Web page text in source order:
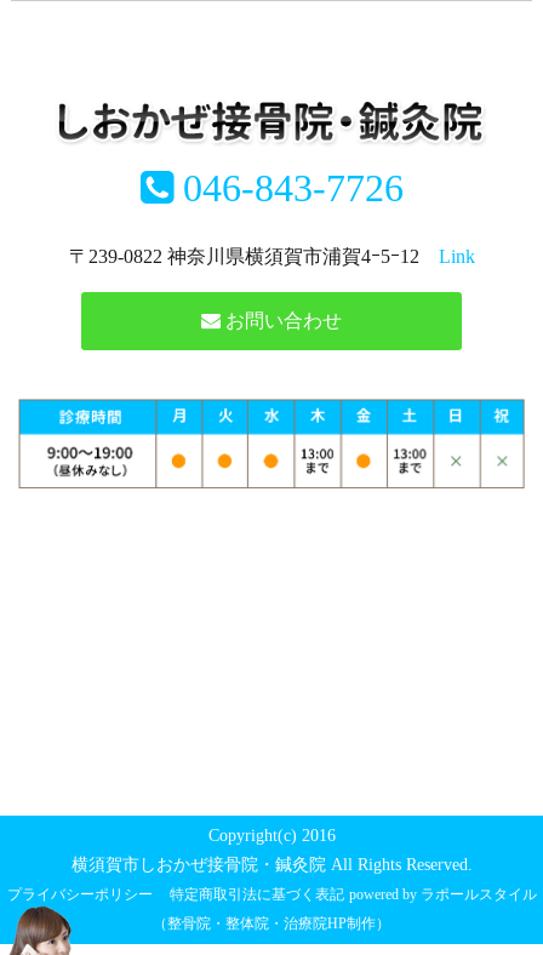
046-843-7726
〒239-0822 神奈川県横須賀市浦賀4ｰ5ｰ12 Link
お問い合わせ
Copyright(c) 2016
横須賀市しおかぜ接骨院・鍼灸院 All Rights Reserved.
プライバシーポリシー 特定商取引法に基づく表記 powered by ラポールスタイル
（整骨院・整体院・治療院HP制作）